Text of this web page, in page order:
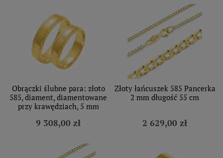
Obrączki ślubne para: złoto
585, diament, diamentowane
przy krawędziach, 5 mm
9 308,00 zł
Złoty łańcuszek 585 Pancerka
2 mm długość 55 cm
2 629,00 zł